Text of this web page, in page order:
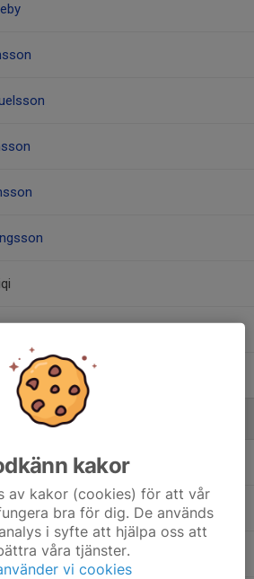
Lagledarekakor
av kakor (cookies) för att vår
bra för dig. De används
i syfte att hjälpa oss att
våra tjänster.
vi cookies